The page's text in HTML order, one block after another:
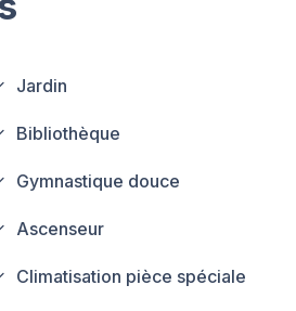
Jardin
Bibliothèque
Gymnastique douce
Ascenseur
Climatisation pièce spéciale